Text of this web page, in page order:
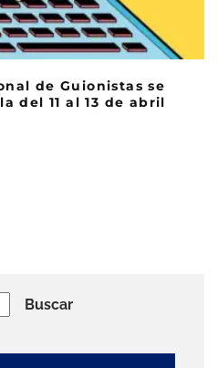
de Guionistas se
del 11 al 13 de abril
Buscar